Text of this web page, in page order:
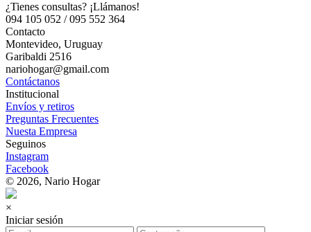
¿Tienes consultas? ¡Llámanos!
094 105 052 / 095 552 364
Contacto
Montevideo, Uruguay
Garibaldi 2516
nariohogar@gmail.com
Contáctanos
Institucional
Envíos y retiros
Preguntas Frecuentes
Nuesta Empresa
Seguinos
Instagram
Facebook
© 2026, Nario Hogar
×
Iniciar sesión